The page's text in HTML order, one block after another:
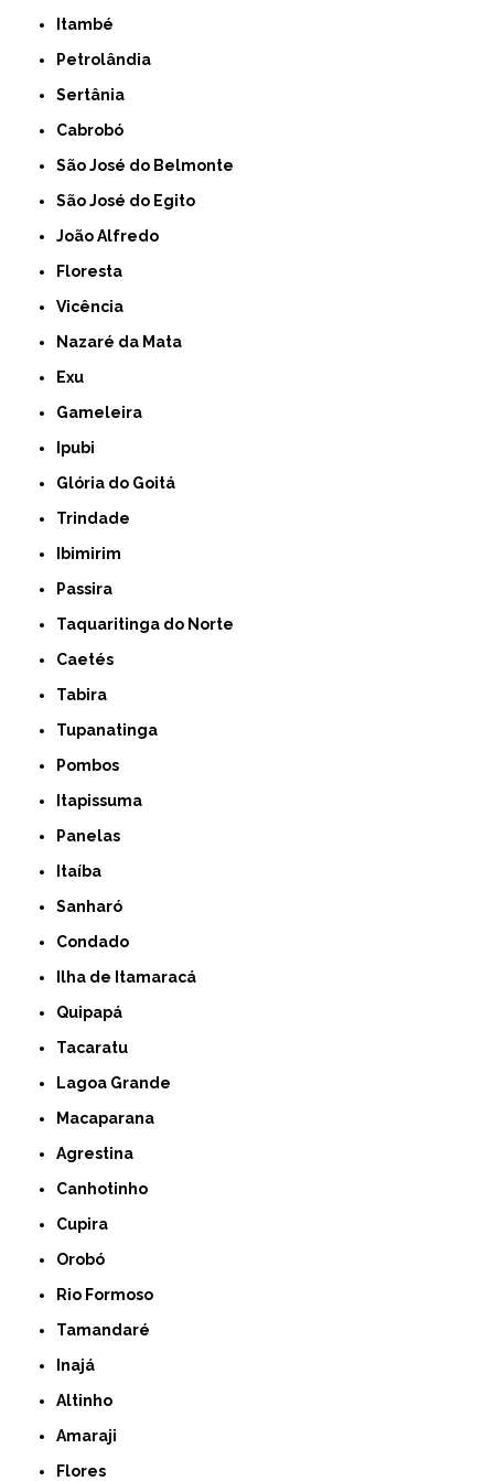
Itambé
Petrolândia
Sertânia
Cabrobó
São José do Belmonte
São José do Egito
João Alfredo
Floresta
Vicência
Nazaré da Mata
Exu
Gameleira
Ipubi
Glória do Goitá
Trindade
Ibimirim
Passira
Taquaritinga do Norte
Caetés
Tabira
Tupanatinga
Pombos
Itapissuma
Panelas
Itaíba
Sanharó
Condado
Ilha de Itamaracá
Quipapá
Tacaratu
Lagoa Grande
Macaparana
Agrestina
Canhotinho
Cupira
Orobó
Rio Formoso
Tamandaré
Inajá
Altinho
Amaraji
Flores